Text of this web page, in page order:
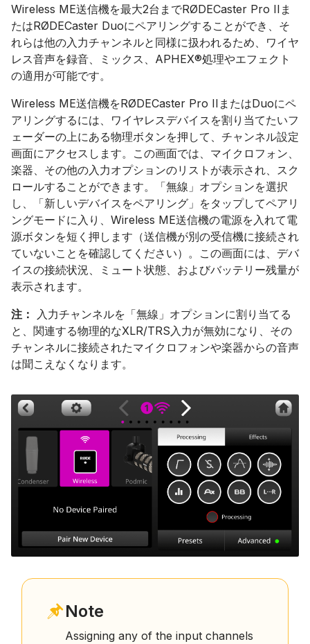
Wireless ME送信機を最大2台までRØDECaster Pro IIま
たはRØDECaster Duoにペアリングすることができ、そ
れらは他の入力チャンネルと同様に扱われるため、ワイヤ
レス音声を録音、ミックス、APHEX®処理やエフェクト
の適用が可能です。
Wireless ME送信機をRØDECaster Pro IIまたはDuoにペ
アリングするには、ワイヤレスデバイスを割り当てたいフ
ェーダーの上にある物理ボタンを押して、チャンネル設定
画面にアクセスします。この画面では、マイクロフォン、
楽器、その他の入力オプションのリストが表示され、スク
ロールすることができます。「無線」オプションを選択
し、「新しいデバイスをペアリング」をタップしてペアリ
ングモードに入り、Wireless ME送信機の電源を入れて電
源ボタンを短く押します（送信機が別の受信機に接続され
ていないことを確認してください）。この画面には、デバ
イスの接続状況、ミュート状態、およびバッテリー残量が
表示されます。
注：
入力チャンネルを「無線」オプションに割り当てる
と、関連する物理的なXLR/TRS入力が無効になり、その
チャンネルに接続されたマイクロフォンや楽器からの音声
は聞こえなくなります。
Note
Assigning any of the input channels